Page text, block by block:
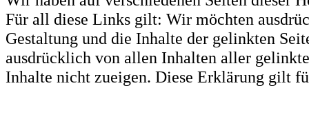
Für all diese Links gilt: Wir möchten
Gestaltung und die Inhalte der gelinkten
ausdrücklich von allen Inhalten aller
Inhalte nicht zueigen. Diese Erklärung gilt